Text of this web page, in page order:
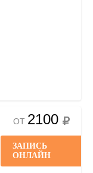
ОТ 2100
ЗАПИСЬ
ОНЛАЙН